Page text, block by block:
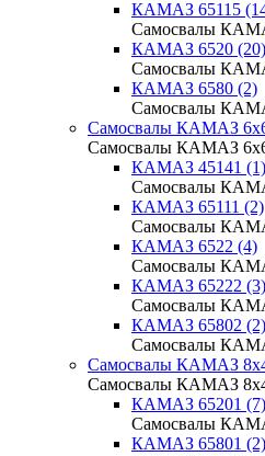
КАМАЗ 65115
Самосвалы
КАМАЗ 6520 (20)
Самосвалы
КАМАЗ 6580 (2)
Самосвалы
Самосвалы КАМАЗ
Самосвалы КАМАЗ
КАМАЗ 45141 (1)
Самосвалы
КАМАЗ 65111 (2)
Самосвалы
КАМАЗ 6522 (4)
Самосвалы
КАМАЗ 65222 (3)
Самосвалы
КАМАЗ 65802 (2)
Самосвалы
Самосвалы КАМАЗ
Самосвалы КАМАЗ
КАМАЗ 65201 (7)
Самосвалы
КАМАЗ 65801 (2)